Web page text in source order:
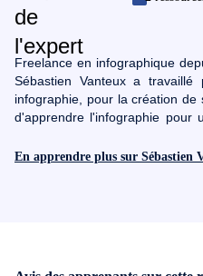
Freelance en infographique
Sébastien Vanteux a
infographie, pour la création
d'apprendre l'infographie pour
type mécanique (robots,
En apprendre plus sur Sébastien